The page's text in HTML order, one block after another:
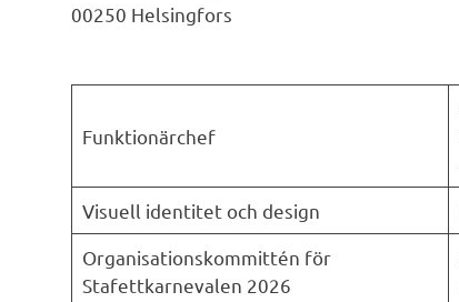
00250 Helsingfors
Funktionärchef
Visuell identitet och design
Organisationskommittén för
Stafettkarnevalen 2026